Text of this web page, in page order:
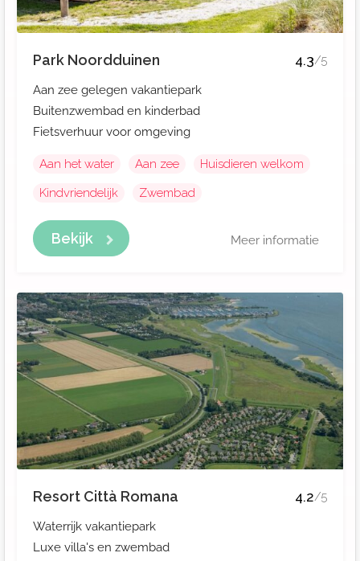
Park Noordduinen 4.3/5
Aan zee gelegen vakantiepark
Buitenzwembad en kinderbad
Fietsverhuur voor omgeving
Aan het water Aan zee
Huisdieren welkom
Kindvriendelijk
Zwembad
Bekijk Meer informatie
Resort Città Romana 4.2/5
Waterrijk vakantiepark
Luxe villa's en zwembad